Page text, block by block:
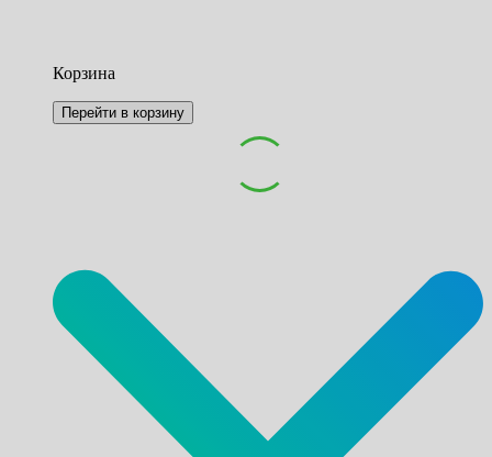
Корзина
Перейти в корзину